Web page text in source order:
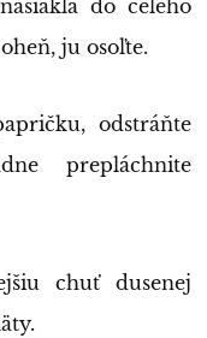
do celého
ju osoľte.
odstráňte
prepláchnite
chuť dusenej